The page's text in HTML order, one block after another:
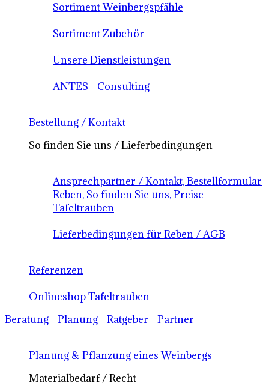
Sortiment Weinbergspfähle
Sortiment Zubehör
Unsere Dienstleistungen
ANTES - Consulting
Bestellung / Kontakt
So finden Sie uns / Lieferbedingungen
Ansprechpartner / Kontakt, Bestellformular
Reben, So finden Sie uns, Preise
Tafeltrauben
Lieferbedingungen für Reben / AGB
Referenzen
Onlineshop Tafeltrauben
Beratung - Planung - Ratgeber - Partner
Planung & Pflanzung eines Weinbergs
Materialbedarf / Recht